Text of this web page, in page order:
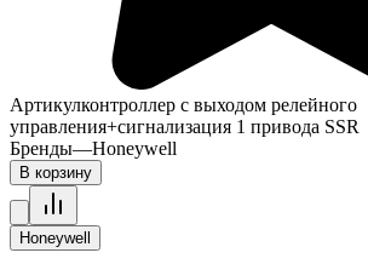
Артикулконтроллер с выходом релейного
управления+сигнализация 1 привода SSR
Бренды—Honeywell
В корзину
Honeywell